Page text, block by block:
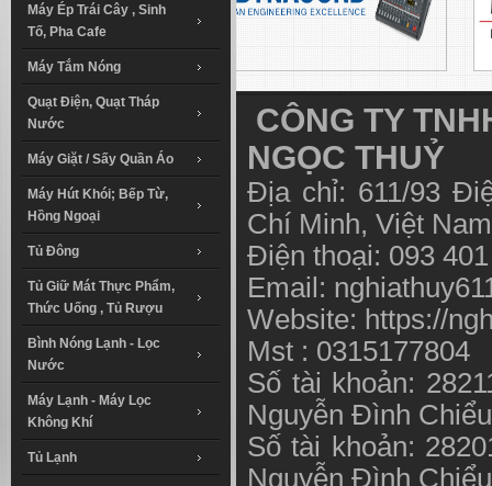
Máy Ép Trái Cây , Sinh
Tố, Pha Cafe
Máy Tắm Nóng
Quạt Điện, Quạt Tháp
Nước
Máy Giặt / Sấy Quần Áo
Máy Hút Khói; Bếp Từ,
Hồng Ngoại
Tủ Đông
Tủ Giữ Mát Thực Phẩm,
Thức Uống , Tủ Rượu
Bình Nóng Lạnh - Lọc
Nước
Máy Lạnh - Máy Lọc
Không Khí
Tủ Lạnh
CÔNG TY
NGỌC THUỶ
Địa chỉ: 611/93
Chí Minh, Việt
Điện thoại: 093
Email:
Website: https://
Mst : 0315177804
Số tài khoản:
Nguyễn Đình
Số tài khoản:
Nguyễn Đình